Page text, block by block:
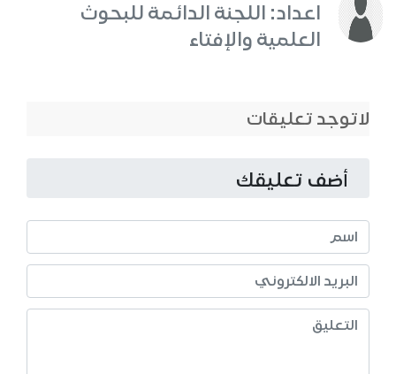
اعداد: اللجنة الدائمة للبحوث
العلمية والإفتاء
لاتوجد تعليقات
أضف تعليقك